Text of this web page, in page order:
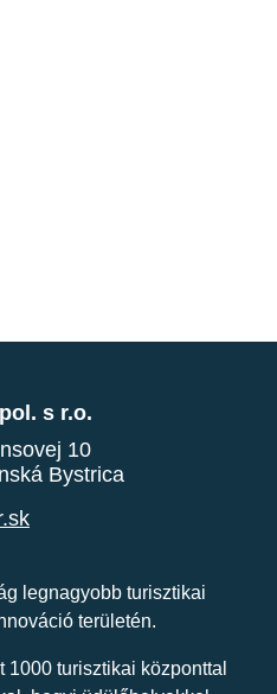
s r.o.
10
Bystrica
legnagyobb turisztikai
területén.
1000 turisztikai központtal